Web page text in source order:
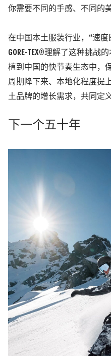
你需要不同的手感、不同的
在中国本土服装行业，“速度
GORE-TEX®理解了这种挑战
植到中国的快节奏生态中，
周期降下来、本地化程度提
土品牌的增长需求，共同定
下一个五十年